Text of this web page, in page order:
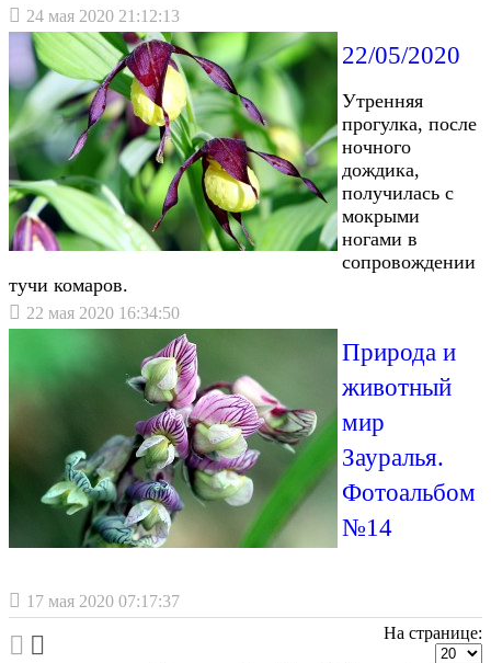
24 мая 2020 21:12:13
22/05/2020
Утренняя
прогулка, после
ночного
дождика,
получилась с
мокрыми
ногами в
сопровождении
тучи комаров.
22 мая 2020 16:34:50
Природа и
животный
мир
Зауралья.
Фотоальбом
№14
17 мая 2020 07:17:37
На странице: